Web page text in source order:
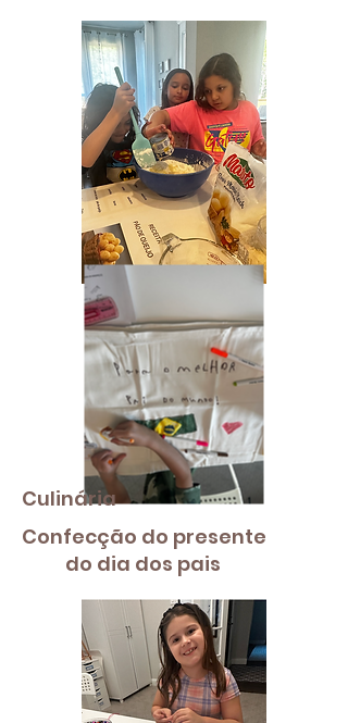
Culinária
Confecção do presente
do dia dos pais